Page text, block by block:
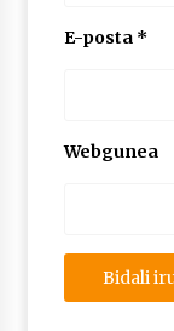
E-posta *
Webgunea